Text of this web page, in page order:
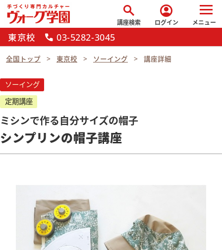
search
講座検索
account_circle
ログイン メニュー
東京校 call 03-5282-3045
全国トップ 東京校 ソーイング 講座詳細
ソーイング
定期講座
ミシンで作る自分サイズの帽子
シンプリンの帽子講座